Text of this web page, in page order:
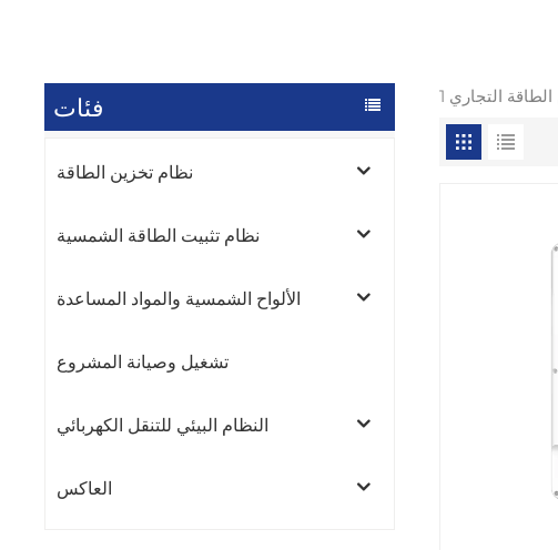
فئات
نظام تخزين الطاقة
نظام تثبيت الطاقة الشمسية
الألواح الشمسية والمواد المساعدة
تشغيل وصيانة المشروع
النظام البيئي للتنقل الكهربائي
العاكس